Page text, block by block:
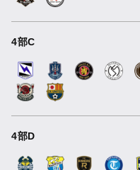
4部C
4部D